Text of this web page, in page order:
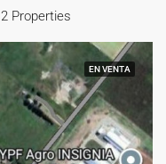
2 Properties
EN VENTA